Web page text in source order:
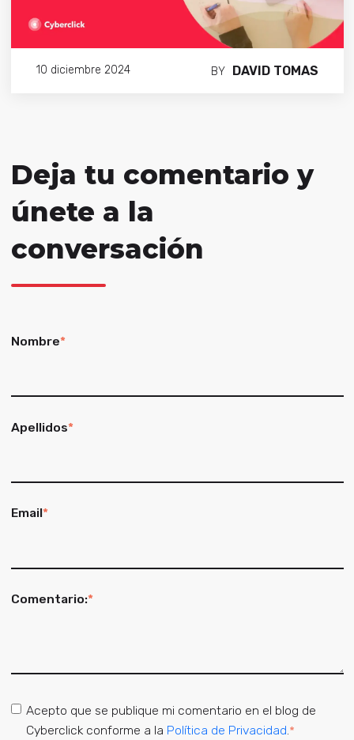
10 diciembre 2024 BY DAVID TOMAS
Deja tu comentario y
únete a la
conversación
Nombre*
Apellidos*
Email*
Comentario:*
Acepto que se publique mi comentario en el blog de
Cyberclick conforme a la Política de Privacidad *